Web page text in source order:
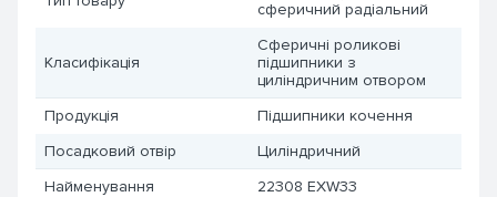
сферичний радіальний
Класифікація
Сферичні роликові
підшипники з
циліндричним отвором
Продукція
Підшипники кочення
Посадковий отвір
Циліндричний
Найменування
22308 EXW33